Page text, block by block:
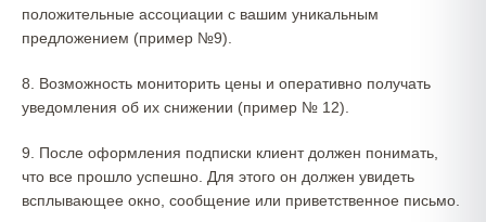
положительные ассоциации с вашим уникальным
предложением (пример №9).
8. Возможность мониторить цены и оперативно получать
уведомления об их снижении (пример № 12).
9. После оформления подписки клиент должен понимать,
что все прошло успешно. Для этого он должен увидеть
всплывающее окно, сообщение или приветственное письмо.